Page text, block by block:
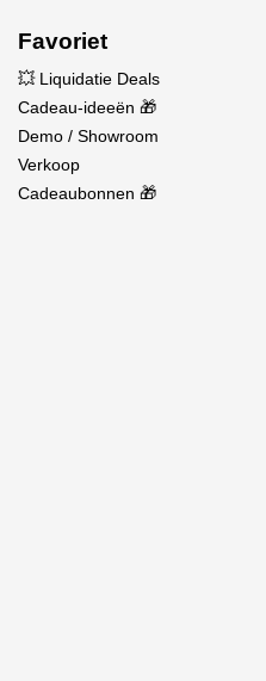
Favoriet
💥 Liquidatie Deals
Cadeau-ideeën 🎁
Demo / Showroom
Verkoop
Cadeaubonnen 🎁